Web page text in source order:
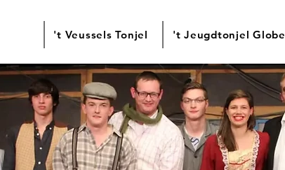
't Veussels Tonjel 't Jeugdtonjel Globe